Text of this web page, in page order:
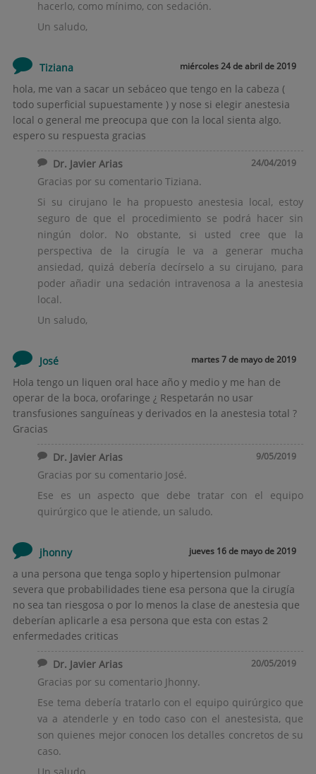
hacerlo, como mínimo, con sedación.
Un saludo,
Tiziana miércoles 24 de abril de 2019
hola, me van a sacar un sebáceo que tengo en la cabeza (
todo superficial supuestamente ) y nose si elegir anestesia
local o general me preocupa que con la local sienta algo.
espero su respuesta gracias
Dr. Javier Arias 24/04/2019
Gracias por su comentario Tiziana.
Si su cirujano le ha propuesto anestesia local, estoy
seguro de que el procedimiento se podrá hacer sin
ningún dolor. No obstante, si usted cree que la
perspectiva de la cirugía le va a generar mucha
ansiedad, quizá debería decírselo a su cirujano, para
poder añadir una sedación intravenosa a la anestesia
local.
Un saludo,
José martes 7 de mayo de 2019
Hola tengo un liquen oral hace año y medio y me han de
operar de la boca, orofaringe ¿ Respetarán no usar
transfusiones sanguíneas y derivados en la anestesia total ?
Gracias
Dr. Javier Arias 9/05/2019
Gracias por su comentario José.
Ese es un aspecto que debe tratar con el equipo
quirúrgico que le atiende, un saludo.
jhonny jueves 16 de mayo de 2019
a una persona que tenga soplo y hipertension pulmonar
severa que probabilidades tiene esa persona que la cirugía
no sea tan riesgosa o por lo menos la clase de anestesia que
deberían aplicarle a esa persona que esta con estas 2
enfermedades criticas
Dr. Javier Arias 20/05/2019
Gracias por su comentario Jhonny.
Ese tema debería tratarlo con el equipo quirúrgico que
va a atenderle y en todo caso con el anestesista, que
son quienes mejor conocen los detalles concretos de su
caso.
Un saludo,